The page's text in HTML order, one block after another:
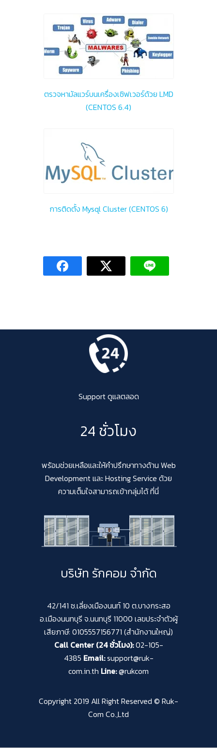
ตรวจหามัลแวร์บนเครื่องเซิฟเวอร์ด้วย LMD
(CENTOS 6.4)
การติดตั้ง Mysql Cluster (CENTOS 6)
Support ดูแลตลอด
24 ชั่วโมง
พร้อมช่วยเหลือและให้คำปรึกษาทางด้าน Web
Development และ Hosting Service ด้วย
ความเต็มใจสามารถเข้ากลุ่มได้ ที่นี่
บริษัท รักคอม จำกัด
42/141 ซ.เลี่ยงเมืองนนท์ 10 ต.บางกระสอ
อ.เมืองนนทบุรี จ.นนทบุรี 11000 เลขประจำตัวผู้
เสียภาษี: 0105557156771 (สำนักงานใหญ่)
Call Center (24 ชั่วโมง):02-105-
4385 Email:support@ruk-
com.in.th Line:@rukcom
Copyright 2019 All Right Reserved © Ruk-
Com Co.,Ltd